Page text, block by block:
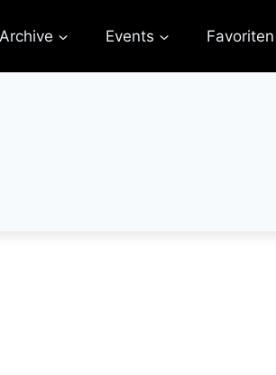
Archive Events Favoriten